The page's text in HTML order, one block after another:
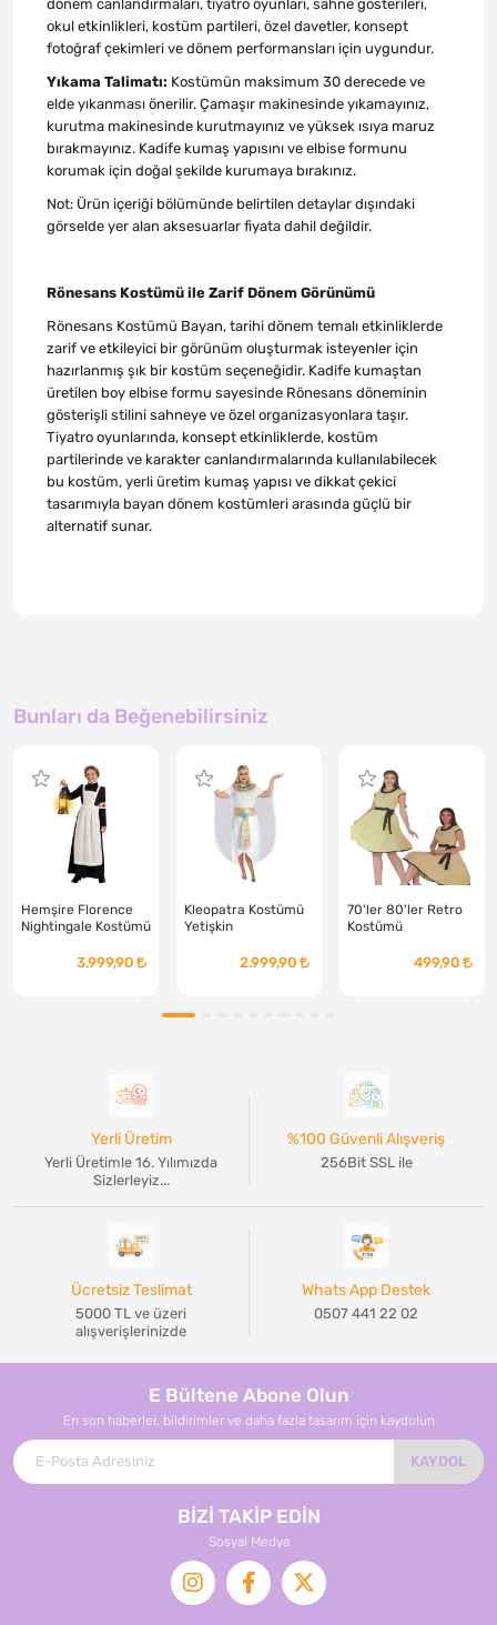
dönem canlandırmaları, tiyatro oyunları, sahne gösterileri,
okul etkinlikleri, kostüm partileri, özel davetler, konsept
fotoğraf çekimleri ve dönem performansları için uygundur.
Yıkama Talimatı: Kostümün maksimum 30 derecede ve
elde yıkanması önerilir. Çamaşır makinesinde yıkamayınız,
kurutma makinesinde kurutmayınız ve yüksek ısıya maruz
bırakmayınız. Kadife kumaş yapısını ve elbise formunu
korumak için doğal şekilde kurumaya bırakınız.
Not: Ürün içeriği bölümünde belirtilen detaylar dışındaki
görselde yer alan aksesuarlar fiyata dahil değildir.
Rönesans Kostümü ile Zarif Dönem Görünümü
Rönesans Kostümü Bayan, tarihi dönem temalı etkinliklerde
zarif ve etkileyici bir görünüm oluşturmak isteyenler için
hazırlanmış şık bir kostüm seçeneğidir. Kadife kumaştan
üretilen boy elbise formu sayesinde Rönesans döneminin
gösterişli stilini sahneye ve özel organizasyonlara taşır.
Tiyatro oyunlarında, konsept etkinliklerde, kostüm
partilerinde ve karakter canlandırmalarında kullanılabilecek
bu kostüm, yerli üretim kumaş yapısı ve dikkat çekici
tasarımıyla bayan dönem kostümleri arasında güçlü bir
alternatif sunar.
Bunları da Beğenebilirsiniz
Hemşire Florence
Nightingale Kostümü
3.999,90
Kleopatra Kostümü
Yetişkin
2.999,90
70'ler 80'ler Retro
Kostümü
499,90
Yerli Üretim
Yerli Üretimle 16. Yılımızda
Sizlerleyiz...
%100 Güvenli Alışveriş
256Bit SSL ile
Ücretsiz Teslimat
5000 TL ve üzeri
alışverişlerinizde
Whats App Destek
0507 441 22 02
E Bültene Abone Olun
En son haberler, bildirimler ve daha fazla tasarım için kaydolun
KAYDOL
BİZİ TAKİP EDİN
Sosyal Medya